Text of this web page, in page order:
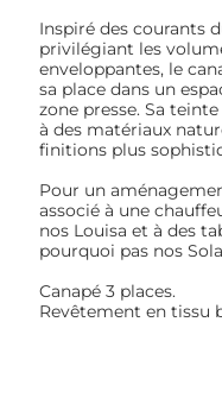
Inspiré des courants
privilégiant les
enveloppantes, le
sa place dans un
zone presse. Sa
à des matériaux
finitions plus
Pour un
associé à une
nos Louisa et à des
pourquoi pas nos
Canapé 3 places.
Revêtement en tissu